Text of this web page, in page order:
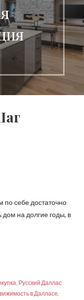
по себе достаточно
на долгие годы, в
, Русский Даллас
в Далласе,